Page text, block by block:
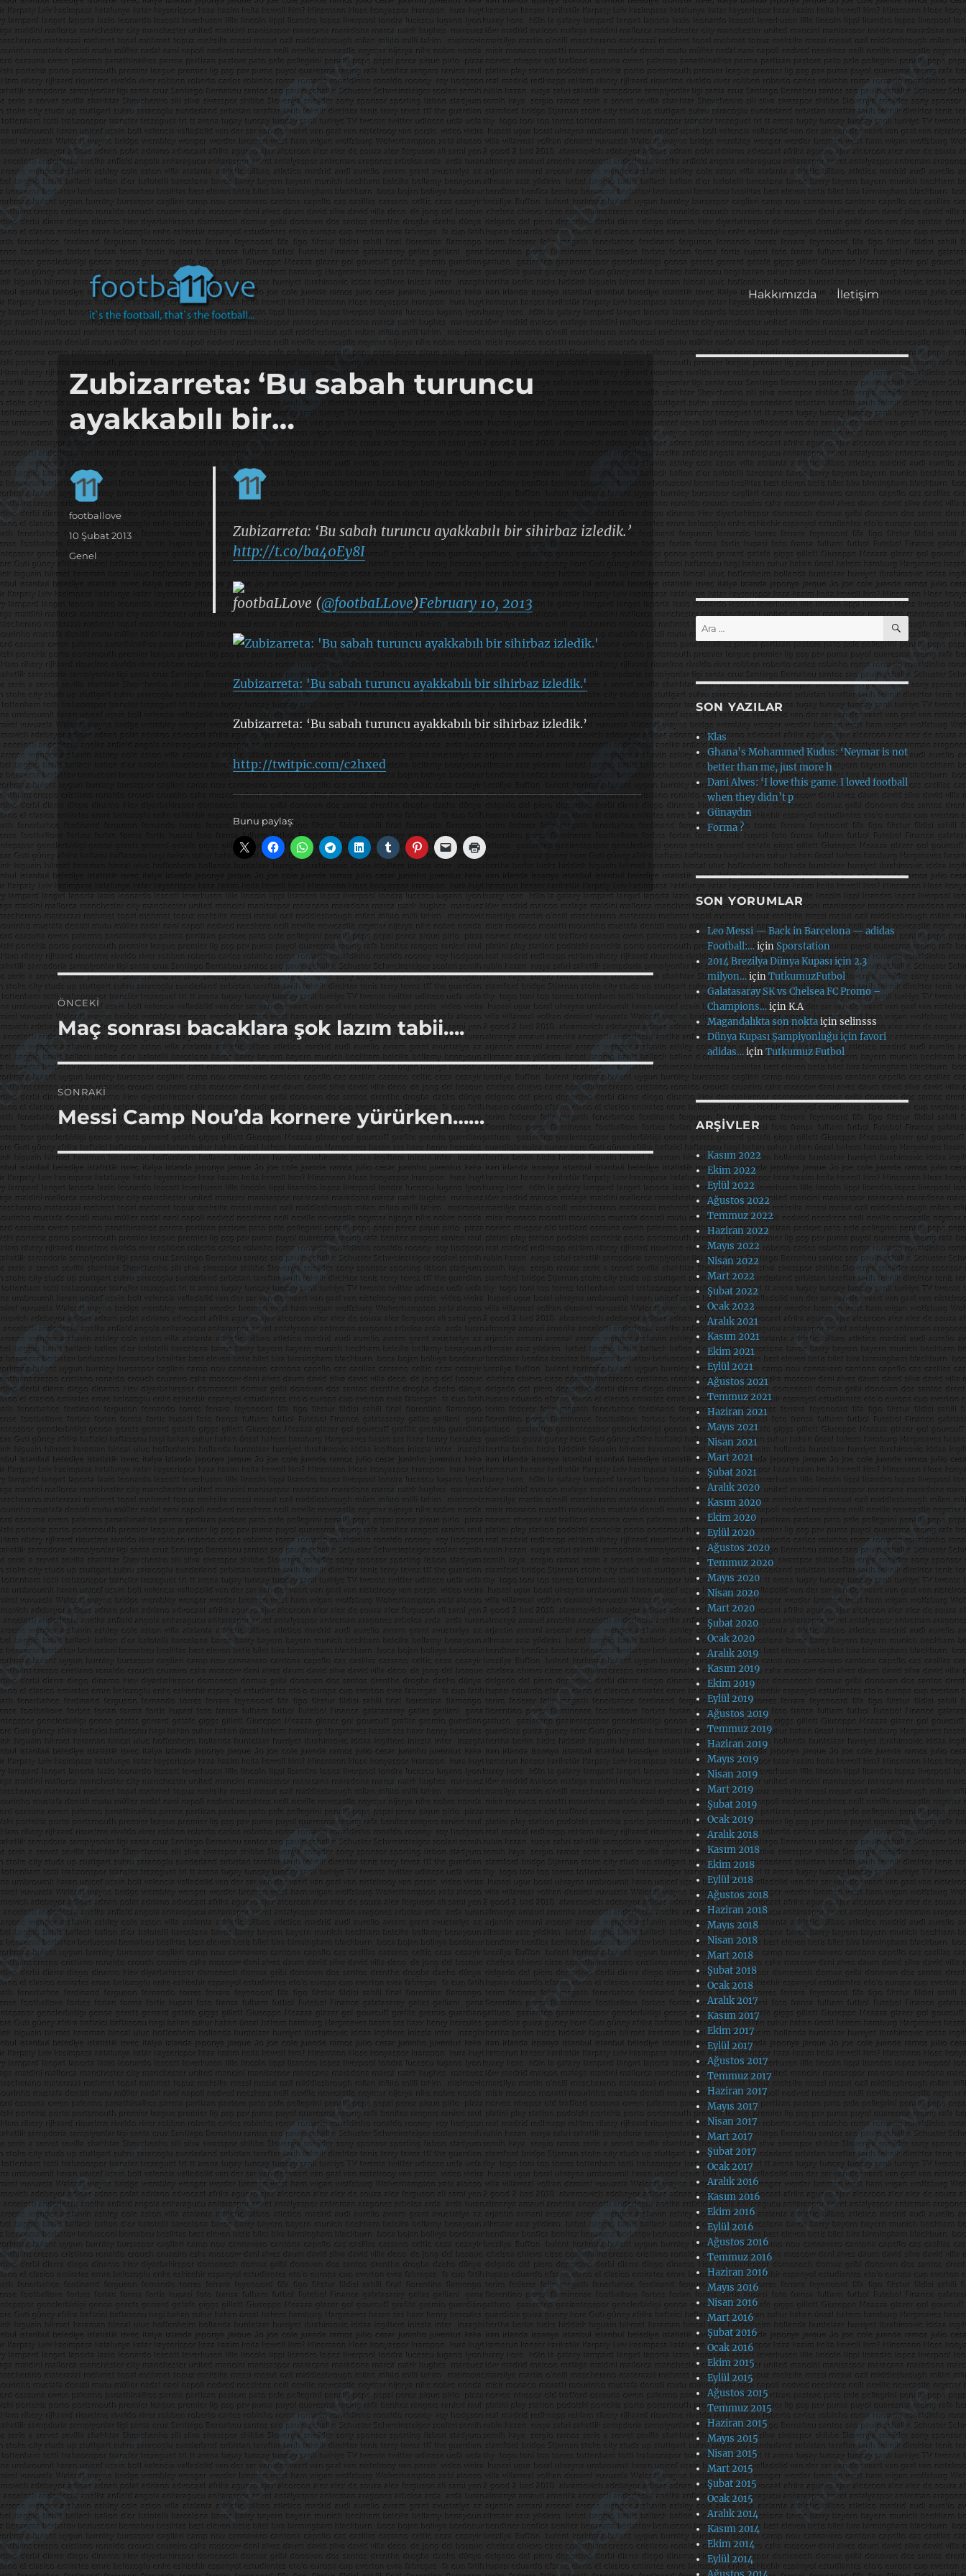
footbaLLove
it's the football, that's the football…
Hakkımızda İletişim
Zubizarreta: ‘Bu sabah turuncu
ayakkabılı bir…
Zubizarreta: ‘Bu sabah turuncu ayakkabılı bir sihirbaz izledik.’
http://t.co/ba40Ey8I
footbaLLove (@footbaLLove)February 10, 2013
Zubizarreta: 'Bu sabah turuncu ayakkabılı bir sihirbaz izledik.'
Zubizarreta: ‘Bu sabah turuncu ayakkabılı bir sihirbaz izledik.’
http://twitpic.com/c2hxed
Bunu paylaş:
Yazar
footballove
Yayın
tarihi
10 Şubat 2013
Kategoriler
Genel
Yazı
gezinmesi
ÖNCEKI
Önceki
yazı:
Maç sonrası bacaklara şok lazım tabii….
SONRAKI
Sonraki
yazı:
Messi Camp Nou’da kornere yürürken……
Ara: ARA
SON YAZILAR
Klas
Ghana’s Mohammed Kudus: ‘Neymar is not
better than me, just more h
Dani Alves: ‘I love this game. I loved football
when they didn’t p
Günaydın
Forma ?
SON YORUMLAR
Leo Messi — Back in Barcelona — adidas
Football:…içinSporstation
2014 Brezilya Dünya Kupası için 2.3
milyon…içinTutkumuzFutbol
Galatasaray SK vs Chelsea FC Promo –
Champions…içinK.A
Magandalıkta son noktaiçinselinsss
Dünya Kupası Şampiyonluğu için favori
adidas…içinTutkumuz Futbol
ARŞIVLER
Kasım 2022
Ekim 2022
Eylül 2022
Ağustos 2022
Temmuz 2022
Haziran 2022
Mayıs 2022
Nisan 2022
Mart 2022
Şubat 2022
Ocak 2022
Aralık 2021
Kasım 2021
Ekim 2021
Eylül 2021
Ağustos 2021
Temmuz 2021
Haziran 2021
Mayıs 2021
Nisan 2021
Mart 2021
Şubat 2021
Aralık 2020
Kasım 2020
Ekim 2020
Eylül 2020
Ağustos 2020
Temmuz 2020
Mayıs 2020
Nisan 2020
Mart 2020
Şubat 2020
Ocak 2020
Aralık 2019
Kasım 2019
Ekim 2019
Eylül 2019
Ağustos 2019
Temmuz 2019
Haziran 2019
Mayıs 2019
Nisan 2019
Mart 2019
Şubat 2019
Ocak 2019
Aralık 2018
Kasım 2018
Ekim 2018
Eylül 2018
Ağustos 2018
Haziran 2018
Mayıs 2018
Nisan 2018
Mart 2018
Şubat 2018
Ocak 2018
Aralık 2017
Kasım 2017
Ekim 2017
Eylül 2017
Ağustos 2017
Temmuz 2017
Haziran 2017
Mayıs 2017
Nisan 2017
Mart 2017
Şubat 2017
Ocak 2017
Aralık 2016
Kasım 2016
Ekim 2016
Eylül 2016
Ağustos 2016
Temmuz 2016
Haziran 2016
Mayıs 2016
Nisan 2016
Mart 2016
Şubat 2016
Ocak 2016
Ekim 2015
Eylül 2015
Ağustos 2015
Temmuz 2015
Haziran 2015
Mayıs 2015
Nisan 2015
Mart 2015
Şubat 2015
Ocak 2015
Aralık 2014
Kasım 2014
Ekim 2014
Eylül 2014